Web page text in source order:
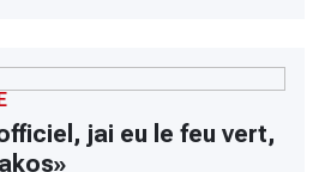
jai eu le feu vert,